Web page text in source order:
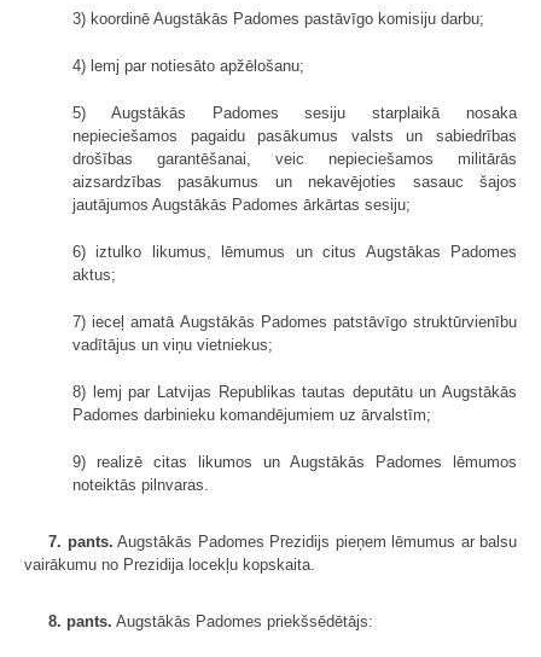
3) koordinē Augstākās Padomes pastāvīgo komisiju darbu;
4) lemj par notiesāto apžēlošanu;
5) Augstākās Padomes sesiju starplaikā nosaka
nepieciešamos pagaidu pasākumus valsts un sabiedrības
drošības garantēšanai, veic nepieciešamos militārās
aizsardzības pasākumus un nekavējoties sasauc šajos
jautājumos Augstākās Padomes ārkārtas sesiju;
6) iztulko likumus, lēmumus un citus Augstākas Padomes
aktus;
7) ieceļ amatā Augstākās Padomes patstāvīgo struktūrvienību
vadītājus un viņu vietniekus;
8) lemj par Latvijas Republikas tautas deputātu un Augstākās
Padomes darbinieku komandējumiem uz ārvalstīm;
9) realizē citas likumos un Augstākās Padomes lēmumos
noteiktās pilnvaras.
7. pants. Augstākās Padomes Prezidijs pieņem lēmumus ar balsu
vairākumu no Prezidija locekļu kopskaita.
8. pants. Augstākās Padomes priekšsēdētājs: